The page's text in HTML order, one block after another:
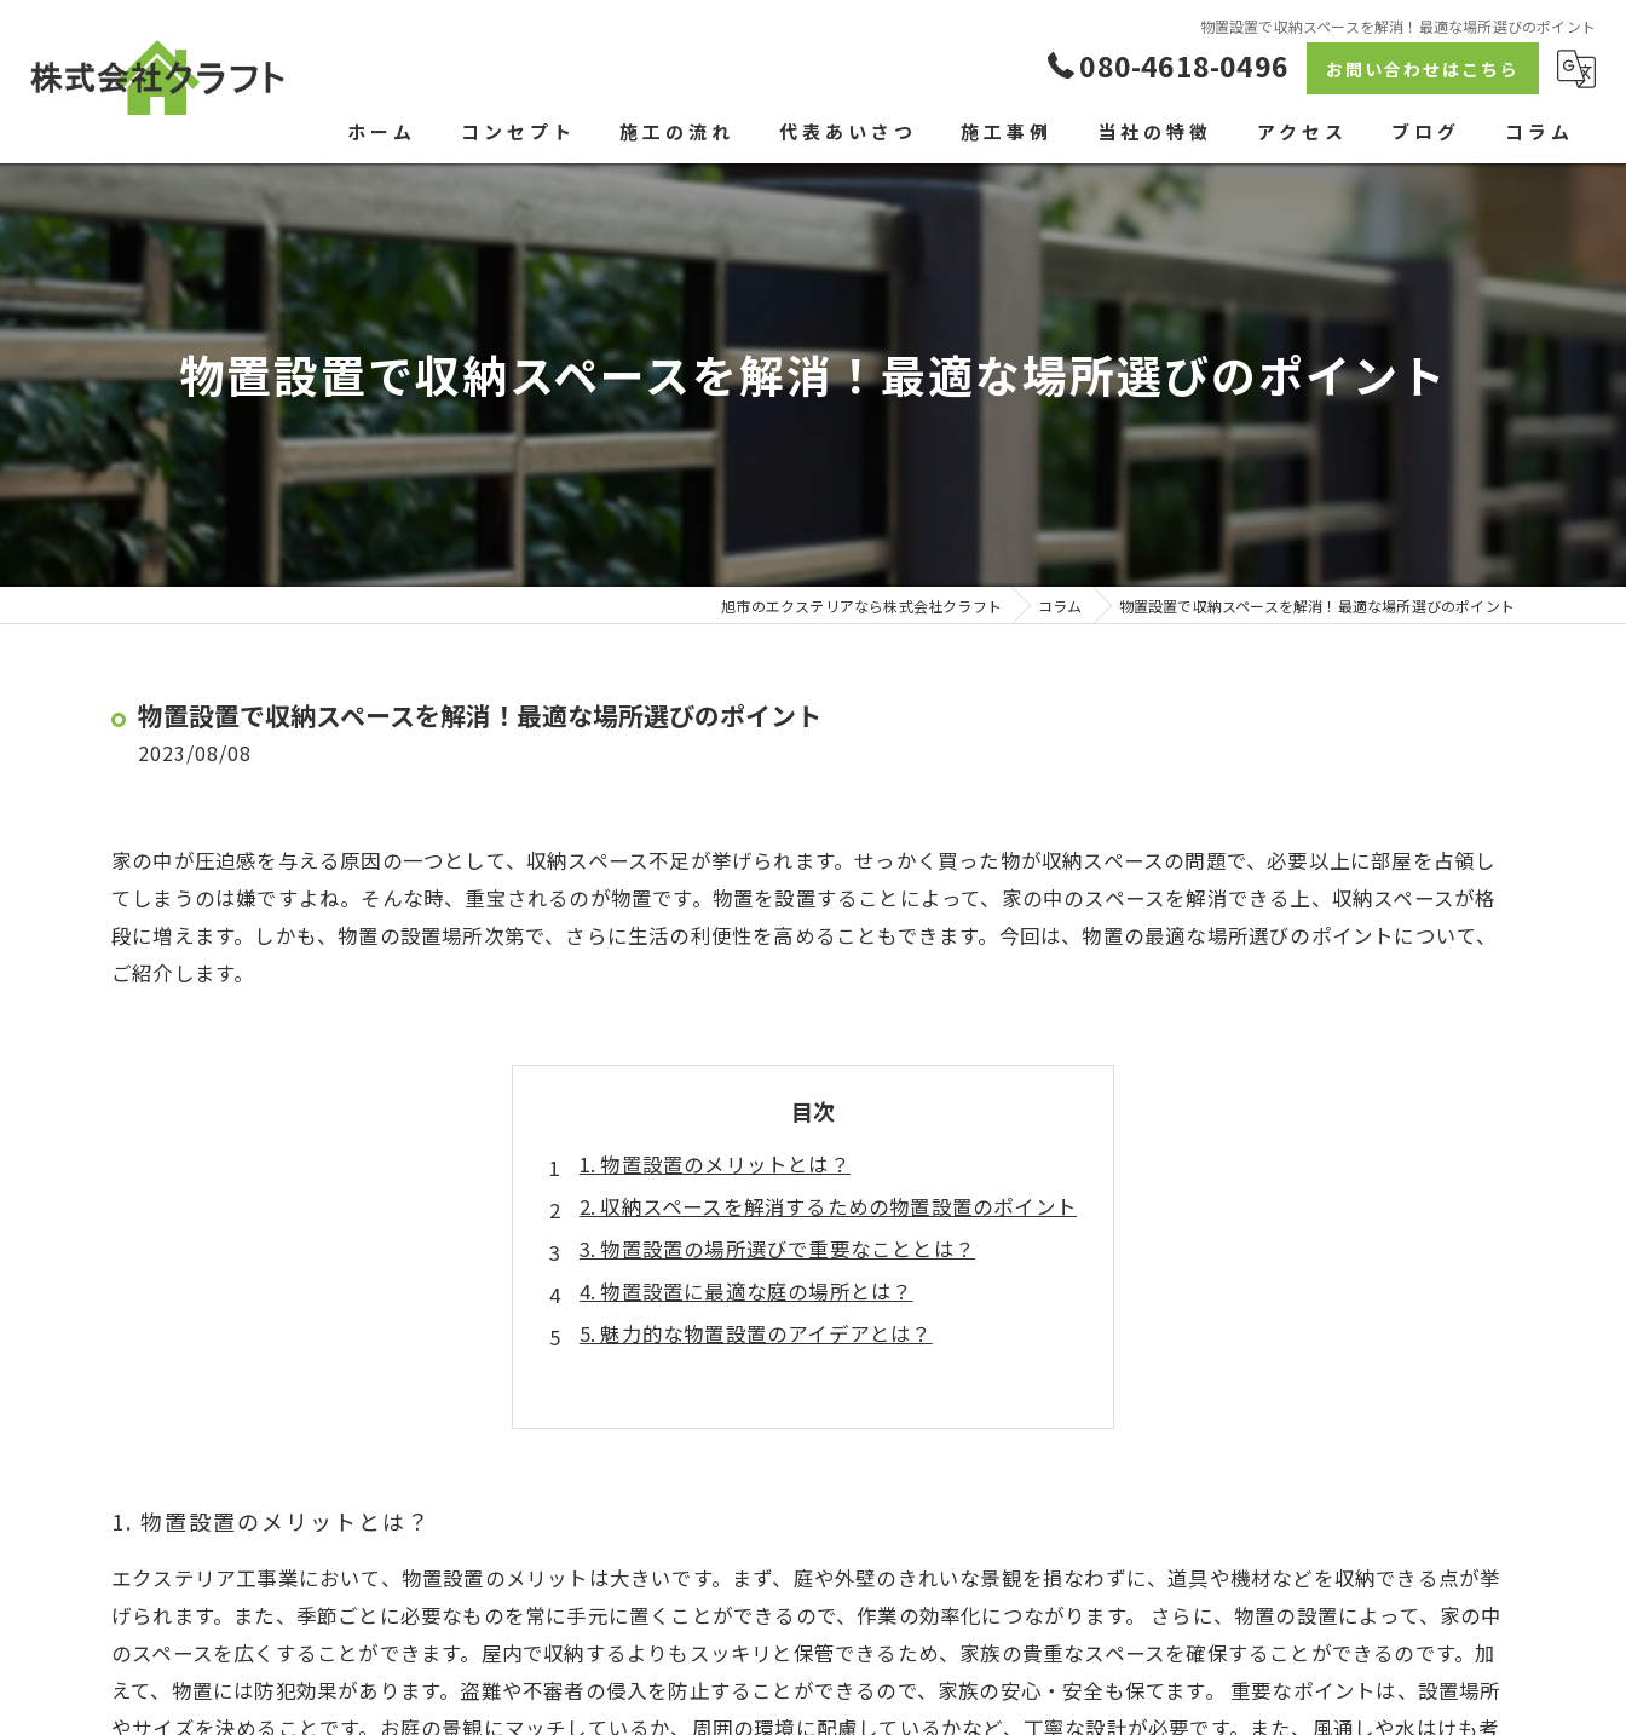
物置設置で収納スペースを解消！最適な場所選びのポイント
080-4618-0496 お問い合わせはこちら
ホーム コンセプト 施工の流れ 代表あいさつ 施工事例 当社の特徴
駐車場
ブロック塀
人工芝
アプローチ
アクセス ブログ コラム
物置設置で収納スペースを解消！最適な場所選びのポイント
旭市のエクステリアなら株式会社クラフト コラム 物置設置で収納スペースを解消！最適な場所選びのポイント
物置設置で収納スペースを解消！最適な場所選びのポイント
2023/08/08
家の中が圧迫感を与える原因の一つとして、収納スペース不足が挙げられます。せっかく買った物が収納スペースの問題で、必要以上に部屋を占領し
てしまうのは嫌ですよね。そんな時、重宝されるのが物置です。物置を設置することによって、家の中のスペースを解消できる上、収納スペースが格
段に増えます。しかも、物置の設置場所次第で、さらに生活の利便性を高めることもできます。今回は、物置の最適な場所選びのポイントについて、
ご紹介します。
目次
1. 物置設置のメリットとは？
2. 収納スペースを解消するための物置設置のポイント
3. 物置設置の場所選びで重要なこととは？
4. 物置設置に最適な庭の場所とは？
5. 魅力的な物置設置のアイデアとは？
1. 物置設置のメリットとは？
エクステリア工事業において、物置設置のメリットは大きいです。まず、庭や外壁のきれいな景観を損なわずに、道具や機材などを収納できる点が挙
げられます。また、季節ごとに必要なものを常に手元に置くことができるので、作業の効率化につながります。 さらに、物置の設置によって、家の中
のスペースを広くすることができます。屋内で収納するよりもスッキリと保管できるため、家族の貴重なスペースを確保することができるのです。加
えて、物置には防犯効果があります。盗難や不審者の侵入を防止することができるので、家族の安心・安全も保てます。 重要なポイントは、設置場所
やサイズを決めることです。お庭の景観にマッチしているか、周囲の環境に配慮しているかなど、丁寧な設計が必要です。また、風通しや水はけも考